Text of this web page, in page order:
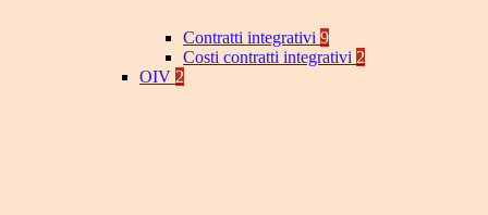
Contratti integrativi 9
Costi contratti integrativi 2
OIV 2